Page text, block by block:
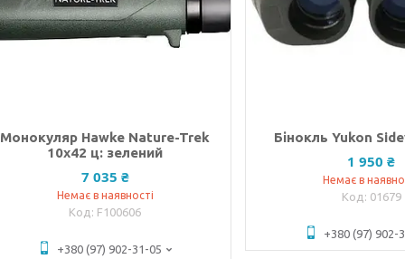
Монокуляр Hawke Nature-Trek
10х42 ц: зелений
7 035 ₴
Немає в наявності
F100606
+380 (97) 902-31-05
Бінокль Yukon
1 950 ₴
Немає в
01679
+380 (97) 902-